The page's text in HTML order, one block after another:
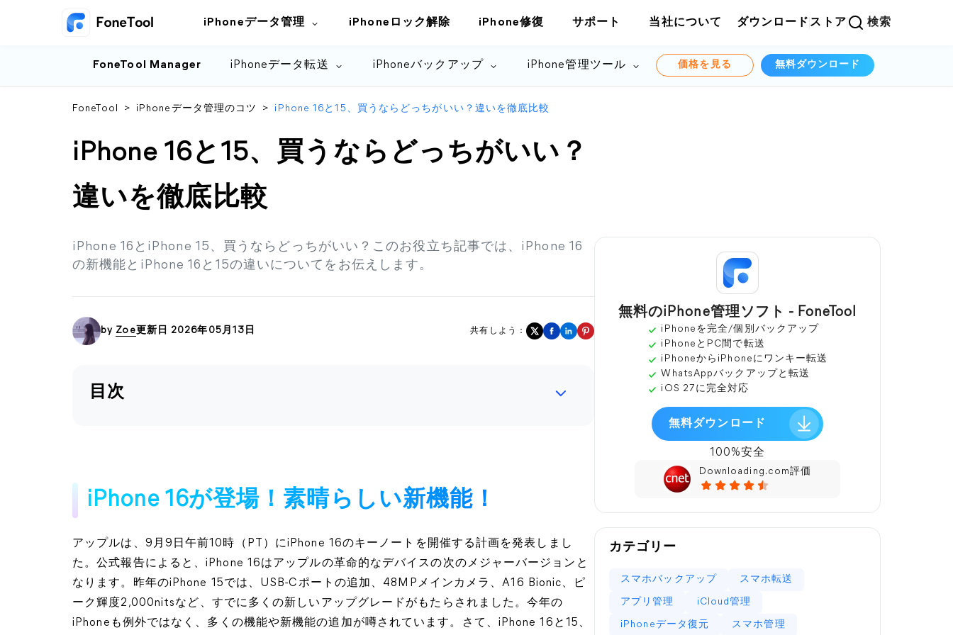
iPhoneデータ管理 iPhoneロック解除 iPhone修復 サポート 当社について ダウンロード ストア 検索
FoneTool Manager iPhoneデータ転送 iPhoneバックアップ iPhone管理ツール 価格を見る 無料ダウンロード
FoneTool > iPhoneデータ管理のコツ > iPhone 16と15、買うならどっちがいい？違いを徹底比較
iPhone 16と15、買うならどっちがいい？
違いを徹底比較
iPhone 16とiPhone 15、買うならどっちがいい？このお役立ち記事では、iPhone 16
の新機能とiPhone 16と15の違いについてをお伝えします。
by Zoe更新日 2026年05月13日 共有しよう：
目次
iPhone 16が登場！素晴らしい新機能！
アップルは、9月9日午前10時（PT）にiPhone 16のキーノートを開催する計画を発表しまし
た。公式報告によると、iPhone 16はアップルの革命的なデバイスの次のメジャーバージョンと
なります。昨年のiPhone 15では、USB-Cポートの追加、48MPメインカメラ、A16 Bionic、ピ
ーク輝度2,000nitsなど、すでに多くの新しいアップグレードがもたらされました。今年の
iPhoneも例外ではなく、多くの機能や新機能の追加が噂されています。さて、iPhone 16と15、
無料のiPhone管理ソフト - FoneTool
iPhoneを完全/個別バックアップ
iPhoneとPC間で転送
iPhoneからiPhoneにワンキー転送
WhatsAppバックアップと転送
iOS 27に完全対応
無料ダウンロード
100%安全
Downloading.com評価
カテゴリー
スマホバックアップ スマホ転送
アプリ管理 iCloud管理
iPhoneデータ復元 スマホ管理